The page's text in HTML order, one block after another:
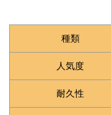
種類
人気度
耐久性